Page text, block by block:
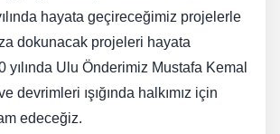
hayata geçireceğimiz projelerle
dokunacak projeleri hayata
yılında Ulu Önderimiz Mustafa Kemal
devrimleri ışığında halkımız için
edeceğiz.